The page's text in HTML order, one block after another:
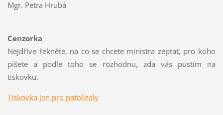
Mgr. Petra Hrubá
Cenzorka
Nejdříve řekněte, na co se chcete ministra zeptat, pro koho
píšete a podle toho se rozhodnu, zda vás pustím na
tiskovku.
Tiskovka jen pro patolízaly